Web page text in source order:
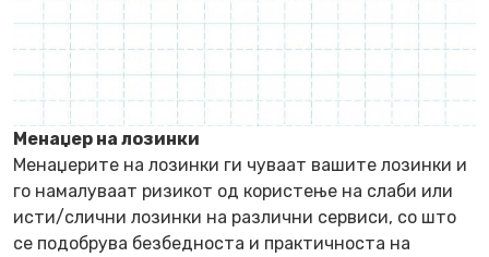
Менаџер на лозинки
Менаџерите на лозинки ги чуваат вашите лозинки и
го намалуваат ризикот од користење на слаби или
исти/слични лозинки на различни сервиси, со што
се подобрува безбедноста и практичноста на